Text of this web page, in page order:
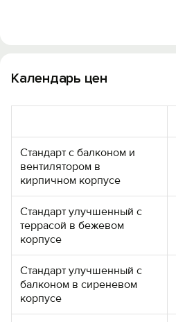
Календарь цен
Стандарт с балконом и
вентилятором в
кирпичном корпусе
Стандарт улучшенный с
террасой в бежевом
корпусе
Стандарт улучшенный с
балконом в сиреневом
корпусе